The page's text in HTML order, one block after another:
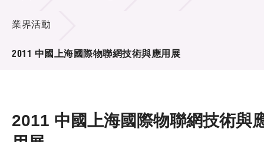
項目及資助計劃
新聞中心
業界活動
2011 中國上海國際物聯網技術與應用展
2011 中國上海國際物聯網技術與